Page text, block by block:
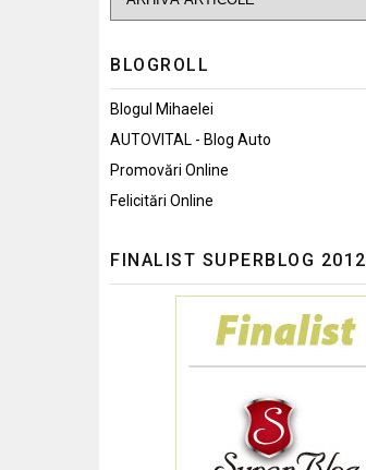
BLOGROLL
Blogul Mihaelei
AUTOVITAL - Blog Auto
Promovări Online
Felicitări Online
FINALIST SUPERBLOG 2012